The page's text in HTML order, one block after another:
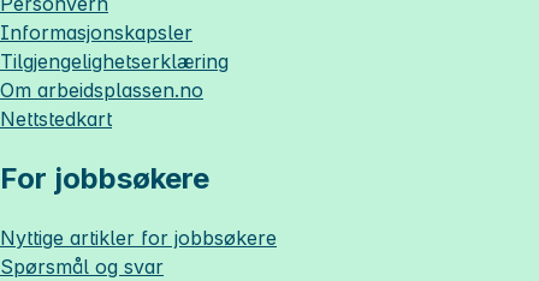
Informasjonskapsler
Tilgjengelighetserklæring
Om arbeidsplassen.no
Nettstedkart
For jobbsøkere
Nyttige artikler for jobbsøkere
Spørsmål og svar